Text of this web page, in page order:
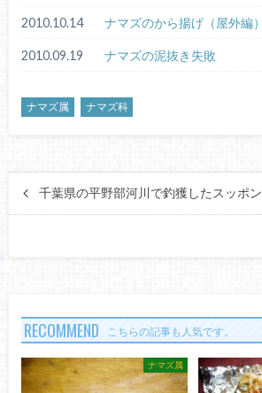
2010.10.14 ナマズのから揚げ（屋外編）
2010.09.19 ナマズの泥抜き失敗
ナマズ属 ナマズ科
千葉県の平野部河川で釣獲したスッポン
RECOMMEND こちらの記事も人気です。
ナマズ属